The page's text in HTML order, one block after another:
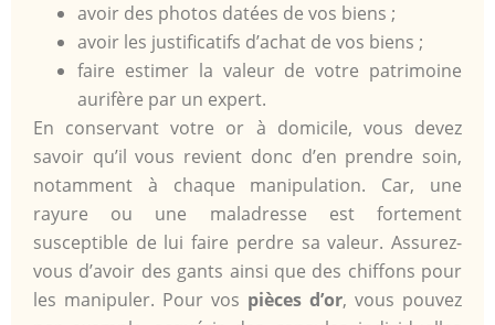
avoir des photos datées de vos biens ;
avoir les justificatifs d’achat de vos biens ;
faire estimer la valeur de votre patrimoine
aurifère par un expert.
En conservant votre or à domicile, vous devez
savoir qu’il vous revient donc d’en prendre soin,
notamment à chaque manipulation. Car, une
rayure ou une maladresse est fortement
susceptible de lui faire perdre sa valeur. Assurez-
vous d’avoir des gants ainsi que des chiffons pour
les manipuler. Pour vos pièces d’or, vous pouvez